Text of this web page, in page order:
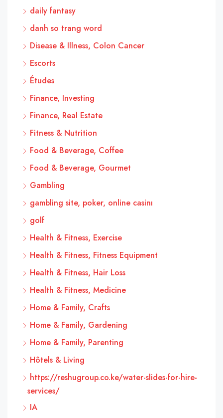
daily fantasy
danh so trang word
Disease & Illness, Colon Cancer
Escorts
Études
Finance, Investing
Finance, Real Estate
Fitness & Nutrition
Food & Beverage, Coffee
Food & Beverage, Gourmet
Gambling
gambling site, poker, online casinı
golf
Health & Fitness, Exercise
Health & Fitness, Fitness Equipment
Health & Fitness, Hair Loss
Health & Fitness, Medicine
Home & Family, Crafts
Home & Family, Gardening
Home & Family, Parenting
Hôtels & Living
https://reshugroup.co.ke/water-slides-for-hire-
services/
IA